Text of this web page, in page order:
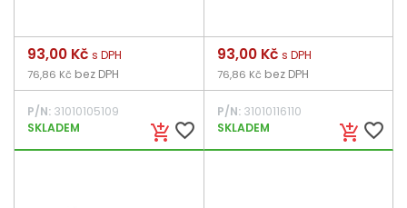
add_shopping_cart favorite_border
Cena
93,00 Kč s DPH
76,86 Kč bez DPH
P/N: 31010105109
SKLADEM
add_shopping_cart favorite_border
Cena
93,00 Kč s DPH
76,86 Kč bez DPH
P/N:31010116110
SKLADEM